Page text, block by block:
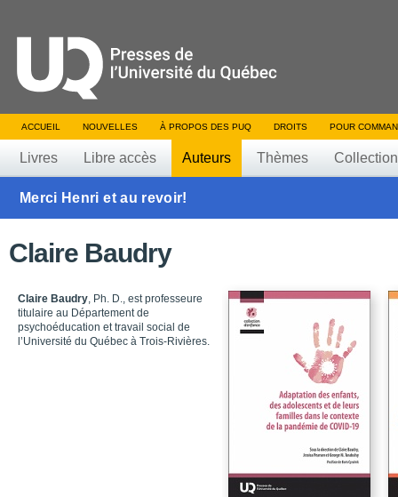
ACCUEIL NOUVELLES À PROPOS DES PUQ DROITS POUR
Livres Libre accès Auteurs Thèmes
Merci Henri et au revoir!
Claire Baudry
Claire Baudry, Ph. D., est professeure
titulaire au Département de
psychoéducation et travail social de
l’Université du Québec à Trois-Rivières.